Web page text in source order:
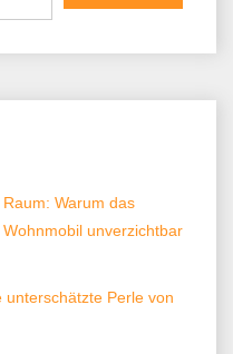
Warum das
unverzichtbar
unterschätzte Perle von